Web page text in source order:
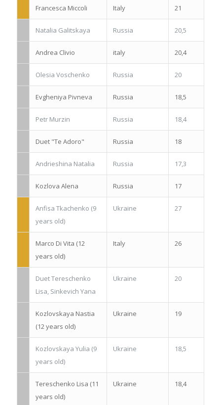
Francesca Miccoli Italy 21
Natalia Galitskaya Russia 20,5
Andrea Clivio italy 20,4
Olesia Voschenko Russia 20
Evgheniya Pivneva Russia 18,5
Petr Murzin Russia 18,4
Duet "Te Adoro" Russia 18
Andrieshina Natalia Russia 17,3
Kozlova Alena Russia 17
Anfisa Tkachenko (9
years old)
Ukraine 27
Marco Di Vita (12
years old)
Italy 26
Duet Tereschenko
Lisa, Sinkevich Yana
Ukraine 20
Kozlovskaya Nastia
(12 years old)
Ukraine 19
Kozlovskaya Yulia (9
years old)
Ukraine 18,5
Tereschenko Lisa (11
years old)
Ukraine 18,4